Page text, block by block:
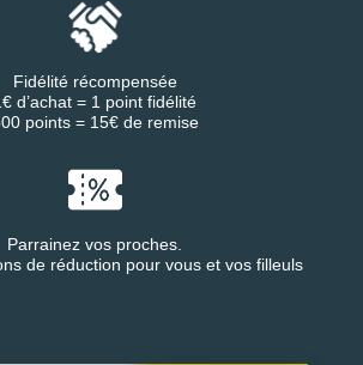
Fidélité récompensée
d’achat = 1 point fidélité
points = 15€ de remise
Parrainez vos proches.
de réduction pour vous et vos filleuls